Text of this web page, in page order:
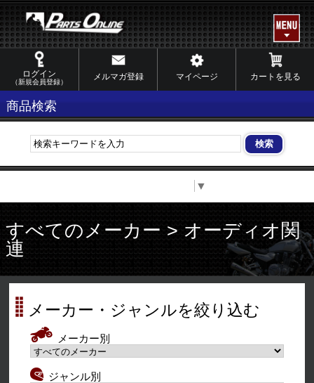
ログイン
（新規会員登録）
メルマガ登録 マイページ カートを見る
商品検索
▼
すべてのメーカー > オーディオ関
連
メーカー・ジャンルを絞り込む
メーカー別
ジャンル別